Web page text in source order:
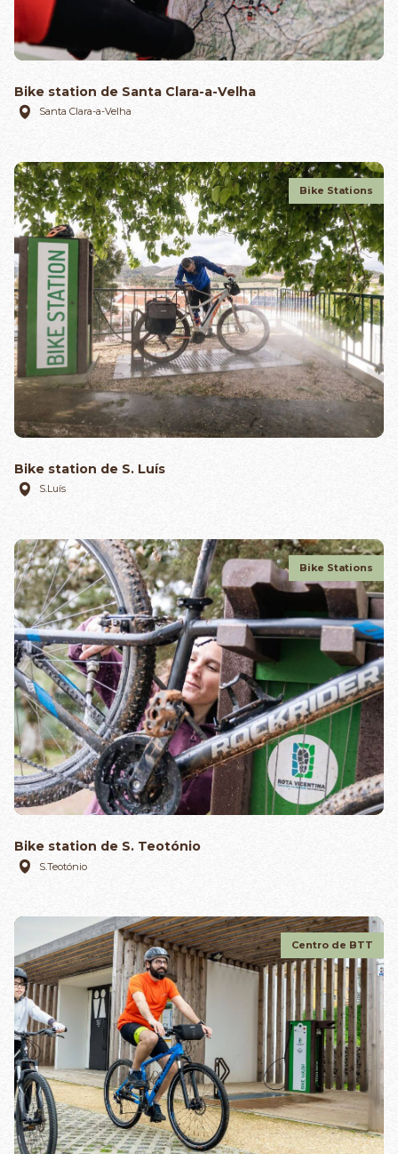
Bike station de Santa Clara-a-Velha
Santa Clara-a-Velha
Bike Stations
Bike station de S. Luís
S.Luís
Bike Stations
Bike station de S. Teotónio
S.Teotónio
Centro de BTT